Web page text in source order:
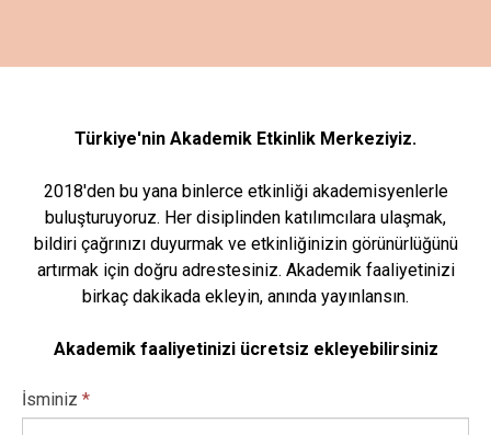
Türkiye'nin Akademik Etkinlik Merkeziyiz.
2018'den bu yana binlerce etkinliği akademisyenlerle
buluşturuyoruz. Her disiplinden katılımcılara ulaşmak,
bildiri çağrınızı duyurmak ve etkinliğinizin görünürlüğünü
artırmak için doğru adrestesiniz. Akademik faaliyetinizi
birkaç dakikada ekleyin, anında yayınlansın.
Akademik faaliyetinizi ücretsiz ekleyebilirsiniz
İsminiz *